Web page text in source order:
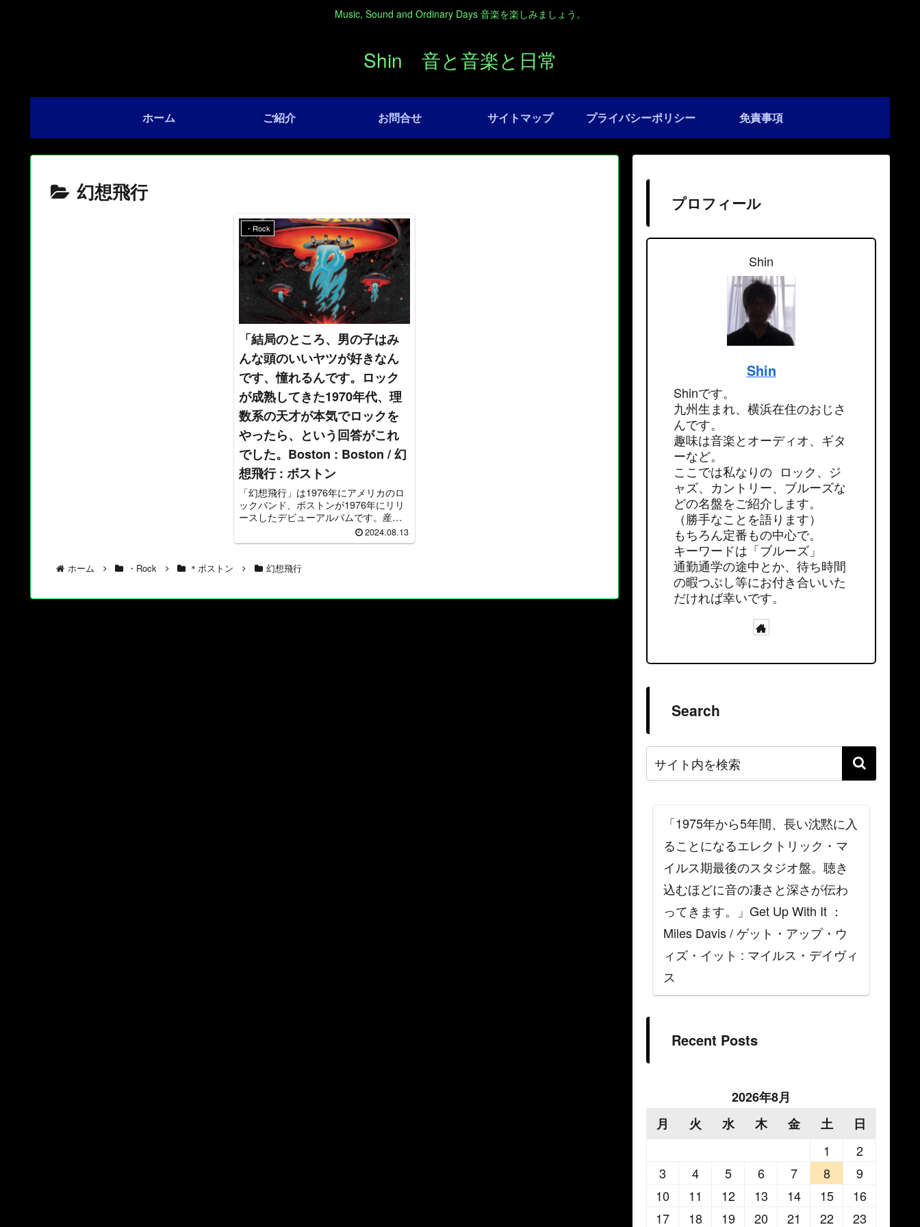
Music, Sound and Ordinary Days 音楽を楽しみましょう。
Shin 音と音楽と日常
ホーム ご紹介 お問合せ サイトマップ プライバシーポリシー 免責事項
幻想飛行
・Rock
「結局のところ、男の子はみ
んな頭のいいヤツが好きなん
です、憧れるんです。ロック
が成熟してきた1970年代、理
数系の天才が本気でロックを
やったら、という回答がこれ
でした。Boston : Boston / 幻
想飛行 : ボストン
「幻想飛行」は1976年にアメリカのロ
ックバンド、ボストンが1976年にリリ
ースしたデビューアルバムです。産業
ロックのジャンルに括られることもあ
りますが、今聞いてもびっくりするほ
完璧な内容です。
2024.08.13
ホーム ・Rock ＊ボストン 幻想飛行
プロフィール
Shin
Shin
Shinです。
九州生まれ、横浜在住のおじさ
んです。
趣味は音楽とオーディオ、ギタ
ーなど。
ここでは私なりの ロック、ジ
ャズ、カントリー、ブルーズな
どの名盤をご紹介します。
（勝手なことを語ります）
もちろん定番もの中心で。
キーワードは「ブルーズ」
通勤通学の途中とか、待ち時間
の暇つぶし等にお付き合いいた
だければ幸いです。
Search
「1975年から5年間、長い沈黙に入
ることになるエレクトリック・マ
イルス期最後のスタジオ盤。聴き
込むほどに音の凄さと深さが伝わ
ってきます。」Get Up With It ：
Miles Davis / ゲット・アップ・ウ
ィズ・イット : マイルス・デイヴィ
ス
Recent Posts
2026年8月
月
火 水 木 金 土
日
1
2
3
4 5 6 7 8
9
10
11 12 13 14 15
16
17
18 19 20 21 22 23